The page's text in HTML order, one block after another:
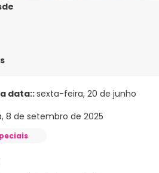
data::sexta-feira, 20 de junho
8 de setembro de 2025